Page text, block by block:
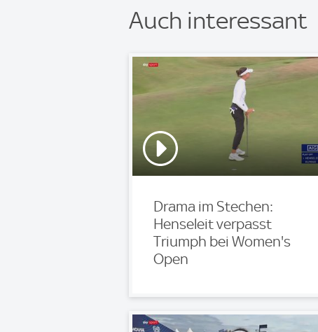
Auch interessant
Drama im Stechen:
Henseleit verpasst
Triumph bei Women's
Open